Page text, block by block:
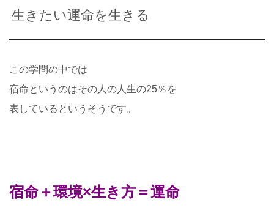
生きたい運命を生きる
この学問の中では
宿命というのはその人の人生の25％を
表しているというそうです。
宿命＋環境×生き方＝運命